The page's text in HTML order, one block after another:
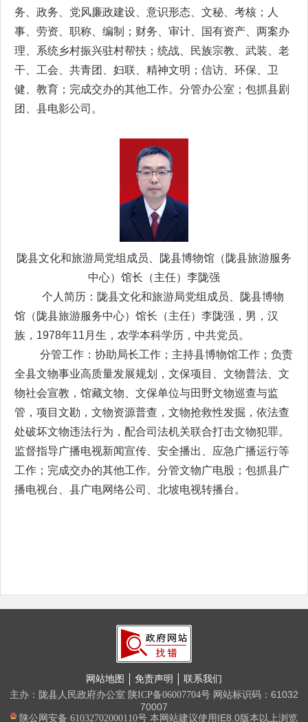
务、政务、党风廉政建设、意识形态、文秘、考核；人
事、劳资、职称、编制；财务、审计、国有资产、两案办
理、系统乡村振兴驻村帮扶；统战、民族宗教、武装、老
干、工会、共青团、妇联、精神文明；信访、环保、卫
健、教育；完成交办的其他工作。分管办公室；包抓县剧
团、县电影公司。
陇县文化和旅游局党组成员、陇县博物馆（陇县旅游服务
中心）馆长（主任） 李陇强
个人简历：陇县文化和旅游局党组成员、陇县博物
馆（陇县旅游服务中心）馆长（主任）李陇强，男，汉
族，1978年11月生，农学本科学历，中共党员。
分管工作：协助局长工作；主持县博物馆工作；负责
全县文物事业高质量发展规划，文保项目、文物普法、文
物社会宣教，馆藏文物、文保单位与田野文物巡查与监
管，项目文勘，文物资源普查，文物抢救性发掘，依法查
处破坏文物违法行为，配合司法机关联合打击文物犯罪。
监督指导广播电视新闻宣传、安全播出、应急广播运行等
工作；完成交办的其他工作。分管文物广电股；包抓县广
播电视台、县广电网络公司、北坡电视转播台。
网站地图 免责声明 联系我们
主办：陇县人民政府办公室 陕ICP备06007704号 网站标识码：61032
70007
陕公网安备 61032702000110号本网站建议使用IE8.0版本以上浏览